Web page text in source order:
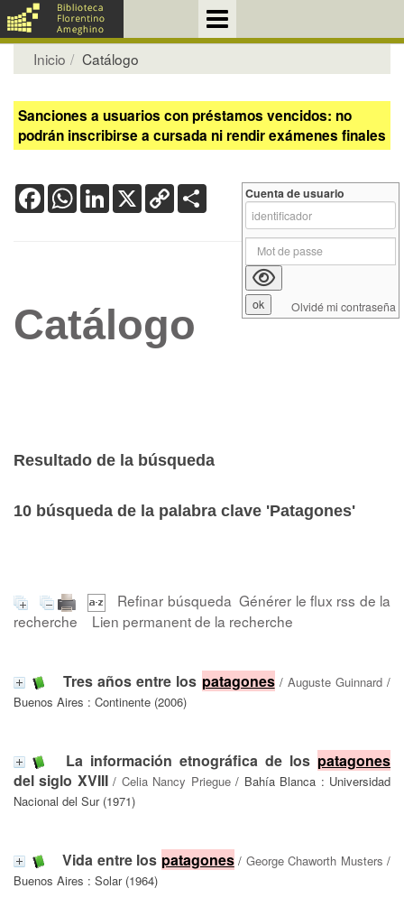
Inicio Catálogo
Sanciones a usuarios con préstamos vencidos: no
podrán inscribirse a cursada ni rendir exámenes finales
FacebookWhatsApp
LinkedIn
X Copy
Link
Catálogo
Resultado de la búsqueda
10 búsqueda de la palabra clave 'Patagones'
Refinar búsqueda Générer le flux rss de la
recherche
Lien permanent de la recherche
Tres años entre los patagones/ Auguste Guinnard/
Buenos Aires : Continente (2006)
La información etnográfica de los patagones
del siglo XVIII/ Celia Nancy Priegue/ Bahía Blanca : Universidad
Nacional del Sur (1971)
Vida entre los patagones/ George Chaworth Musters /
Buenos Aires : Solar (1964)
Cuenta de usuario
Olvidé mi contraseña